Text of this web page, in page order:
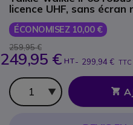
licence UHF, sans écran
ÉCONOMISEZ 10,00 €
259,95 €
249,95 € HT- 299,94 € TTC
Qté